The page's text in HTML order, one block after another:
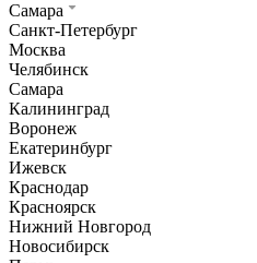
Самара
Санкт-Петербург
Москва
Челябинск
Самара
Калининград
Воронеж
Екатеринбург
Ижевск
Краснодар
Красноярск
Нижний Новгород
Новосибирск